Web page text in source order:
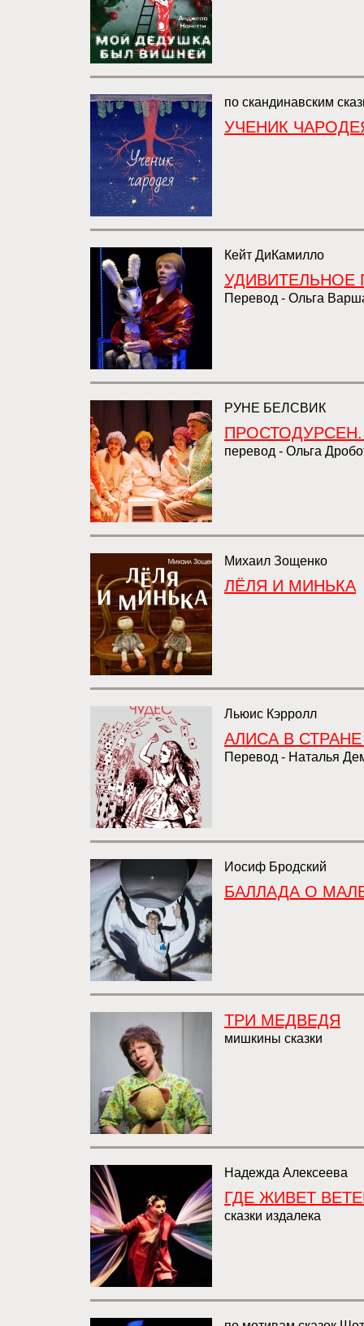
по скандинавским
УЧЕНИК
Кейт ДиКамилло
УДИВИТЕЛЬНОЕ
Перевод - Ольга
РУНЕ БЕЛСВИК
перевод - Ольга
Михаил Зощенко
ЛЁЛЯ И МИНЬКА
Льюис Кэрролл
АЛИСА В
Перевод - Наталья
Иосиф Бродский
БАЛЛАДА О
ТРИ МЕДВЕДЯ
мишкины сказки
Надежда Алексеева
ГДЕ ЖИВЕТ
сказки издалека